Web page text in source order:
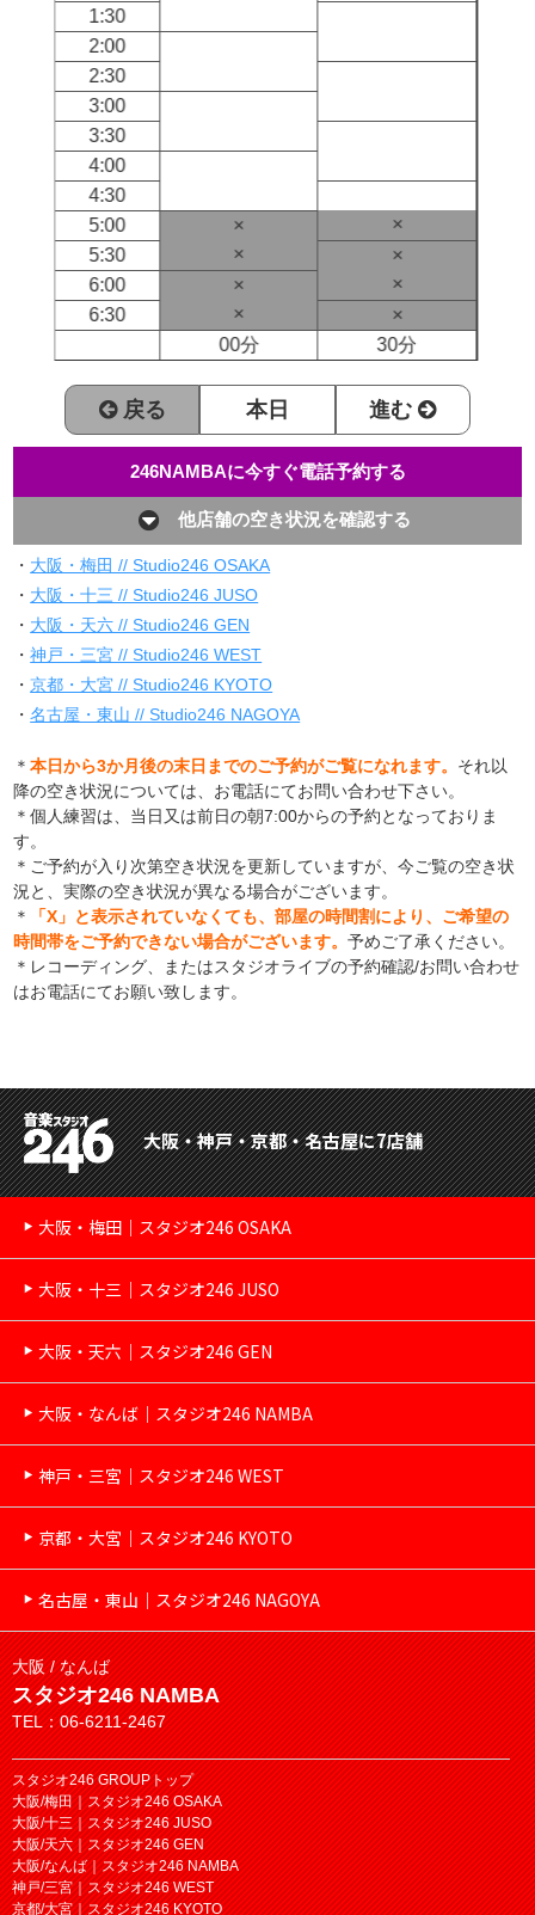
1:30
2:00
2:30
3:00
3:30
4:00
4:30
5:00
×
×
5:30
×
×
6:00
×
×
6:30
×
×
00分
30分
戻る 本日 進む
246NAMBAに今すぐ電話予約する
他店舗の空き状況を確認する
・ 大阪・梅田 // Studio246 OSAKA
・ 大阪・十三 // Studio246 JUSO
・ 大阪・天六 // Studio246 GEN
・神戸・三宮 // Studio246 WEST
・京都・大宮 // Studio246 KYOTO
・名古屋・東山 // Studio246 NAGOYA
＊本日から3か月後の末日までのご予約がご覧になれます。 それ以
降の空き状況については、お電話にてお問い合わせ下さい。
＊個人練習は、当日又は前日の朝7:00からの予約となっておりま
す。
＊ご予約が入り次第空き状況を更新していますが、今ご覧の空き状
況と、実際の空き状況が異なる場合がございます。
＊
「X」と表示されていなくても、部屋の時間割により、ご希望の
時間帯をご予約できない場合がございます。予めご了承ください。
＊レコーディング、またはスタジオライブの予約確認/お問い合わせ
はお電話にてお願い致します。
大阪・神戸・京都・名古屋に7店舗
大阪・梅田｜スタジオ246 OSAKA
大阪・十三｜スタジオ246 JUSO
大阪・天六｜スタジオ246 GEN
大阪・なんば｜スタジオ246 NAMBA
神戸・三宮｜スタジオ246 WEST
京都・大宮｜スタジオ246 KYOTO
名古屋・東山｜スタジオ246 NAGOYA
大阪 / なんば
スタジオ246 NAMBA
TEL：06-6211-2467
スタジオ246 GROUPトップ
大阪/梅田｜スタジオ246 OSAKA
大阪/十三｜スタジオ246 JUSO
大阪/天六｜スタジオ246 GEN
大阪/なんば｜スタジオ246 NAMBA
神戸/三宮｜スタジオ246 WEST
京都/大宮｜スタジオ246 KYOTO